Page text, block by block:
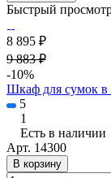
Быстрый
8 895 ₽
9 883 ₽
-10%
Шкаф для сумок в
5
1
Есть в наличии
Арт. 14300
В корзину